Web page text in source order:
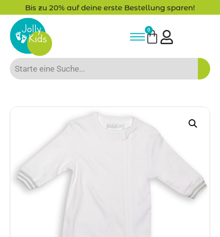
Bis zu 20% auf deine erste Bestellung sparen!
0